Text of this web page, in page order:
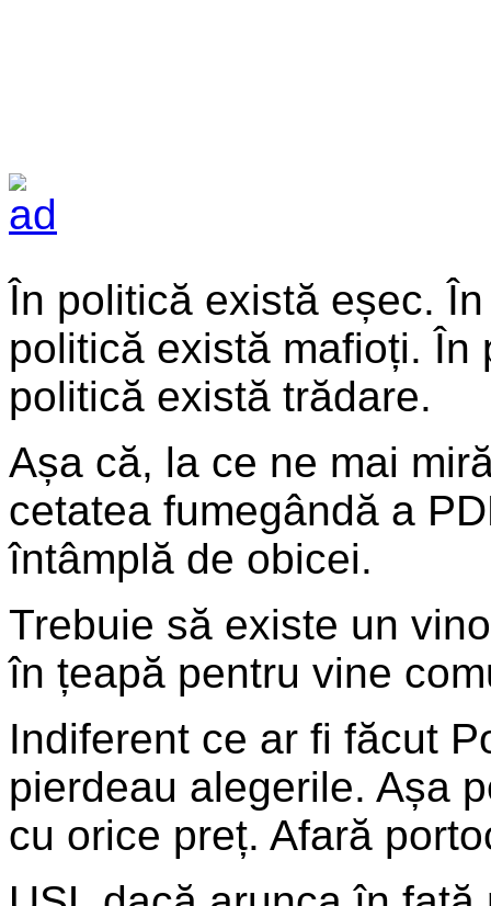
În politică există eșec.
politică există mafioți.
politică există trădare.
Așa că, la ce ne mai
cetatea fumegândă a
întâmplă de obicei.
Trebuie să existe un
în țeapă pentru vine
Indiferent ce ar fi făcut
pierdeau alegerile. Așa
cu orice preț. Afară